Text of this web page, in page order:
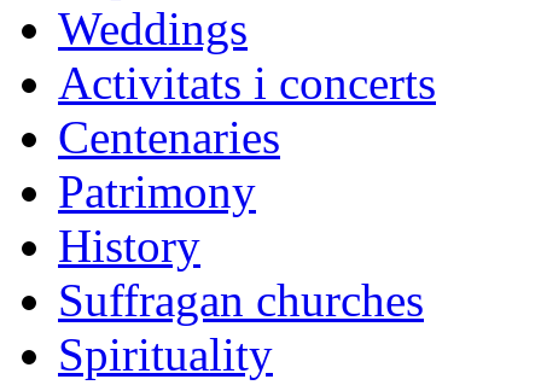
Weddings
Activitats i concerts
Centenaries
Patrimony
History
Suffragan churches
Spirituality